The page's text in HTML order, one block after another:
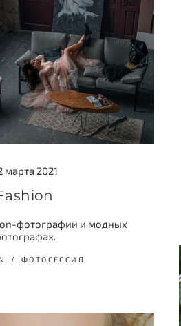
марта 2021
фотографии и модных
ФОТОСЕССИЯ